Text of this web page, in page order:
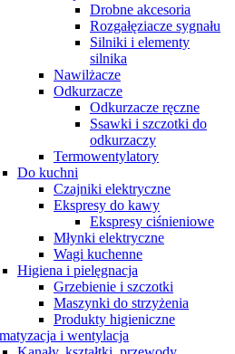
Drobne akcesoria
Rozgałęziacze sygnału
Silniki i elementy
silnika
Nawilżacze
Odkurzacze
Odkurzacze ręczne
Ssawki i szczotki do
odkurzaczy
Termowentylatory
Do kuchni
Czajniki elektryczne
Ekspresy do kawy
Ekspresy ciśnieniowe
Młynki elektryczne
Wagi kuchenne
Higiena i pielęgnacja
Grzebienie i szczotki
Maszynki do strzyżenia
Produkty higieniczne
i wentylacja